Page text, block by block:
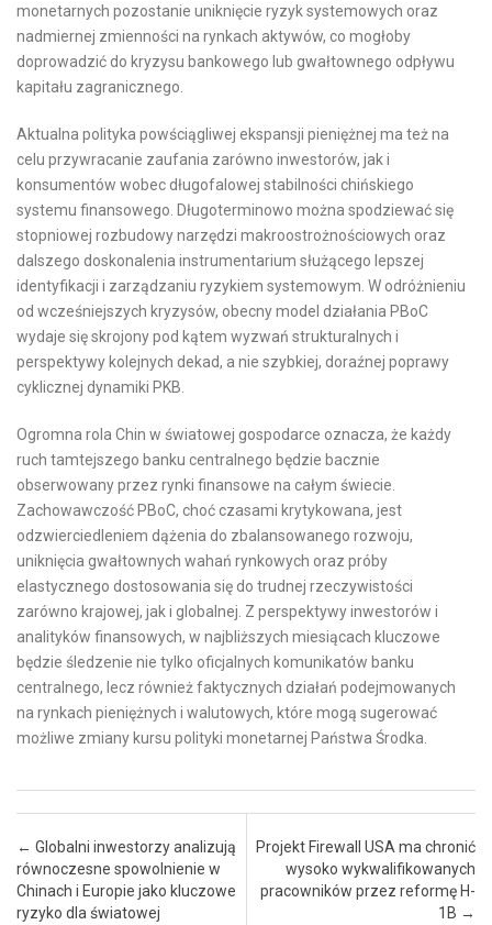
monetarnych pozostanie uniknięcie ryzyk systemowych oraz
nadmiernej zmienności na rynkach aktywów, co mogłoby
doprowadzić do kryzysu bankowego lub gwałtownego odpływu
kapitału zagranicznego.
Aktualna polityka powściągliwej ekspansji pieniężnej ma też na
celu przywracanie zaufania zarówno inwestorów, jak i
konsumentów wobec długofalowej stabilności chińskiego
systemu finansowego. Długoterminowo można spodziewać się
stopniowej rozbudowy narzędzi makroostrożnościowych oraz
dalszego doskonalenia instrumentarium służącego lepszej
identyfikacji i zarządzaniu ryzykiem systemowym. W odróżnieniu
od wcześniejszych kryzysów, obecny model działania PBoC
wydaje się skrojony pod kątem wyzwań strukturalnych i
perspektywy kolejnych dekad, a nie szybkiej, doraźnej poprawy
cyklicznej dynamiki PKB.
Ogromna rola Chin w światowej gospodarce oznacza, że każdy
ruch tamtejszego banku centralnego będzie bacznie
obserwowany przez rynki finansowe na całym świecie.
Zachowawczość PBoC, choć czasami krytykowana, jest
odzwierciedleniem dążenia do zbalansowanego rozwoju,
uniknięcia gwałtownych wahań rynkowych oraz próby
elastycznego dostosowania się do trudnej rzeczywistości
zarówno krajowej, jak i globalnej. Z perspektywy inwestorów i
analityków finansowych, w najbliższych miesiącach kluczowe
będzie śledzenie nie tylko oficjalnych komunikatów banku
centralnego, lecz również faktycznych działań podejmowanych
na rynkach pieniężnych i walutowych, które mogą sugerować
możliwe zmiany kursu polityki monetarnej Państwa Środka.
Post navigation
← Globalni inwestorzy analizują
równoczesne spowolnienie w
Chinach i Europie jako kluczowe
ryzyko dla światowej
Projekt Firewall USA ma chronić
wysoko wykwalifikowanych
pracowników przez reformę H-
1B →